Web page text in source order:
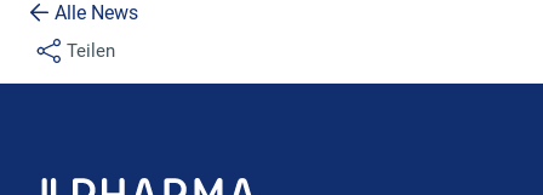
Alle News
Teilen